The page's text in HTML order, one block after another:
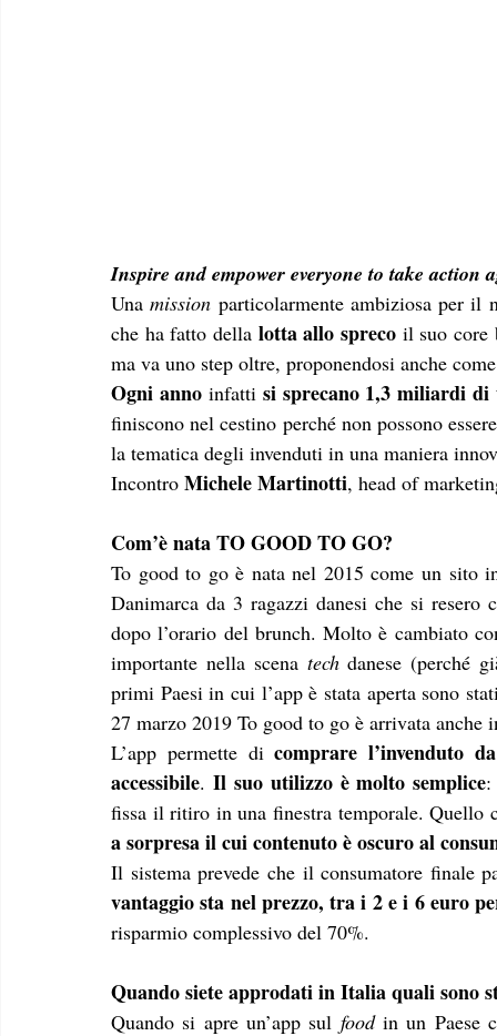
Inspire and empower everyone to take action
Una mission particolarmente ambiziosa per il
che ha fatto della lotta allo spreco il suo core
ma va uno step oltre, proponendosi anche
Ogni anno infatti si sprecano 1,3 miliardi di
finiscono nel cestino perché non possono
la tematica degli invenduti in una maniera
Incontro Michele Martinotti, head of
Com’è nata TO GOOD TO GO?
To good to go è nata nel 2015 come un sito
Danimarca da 3 ragazzi danesi che si resero
dopo l’orario del brunch. Molto è cambiato
importante nella scena tech danese (perché
primi Paesi in cui l’app è stata aperta sono
27 marzo 2019 To good to go è arrivata anche
L’app permette di comprare l’invenduto
accessibile. Il suo utilizzo è molto semplice:
fissa il ritiro in una finestra temporale. Quello
a sorpresa il cui contenuto è oscuro al
Il sistema prevede che il consumatore finale
vantaggio sta nel prezzo, tra i 2 e i 6 euro
risparmio complessivo del 70%.
Quando siete approdati in Italia quali sono
Quando si apre un’app sul food in un Paese